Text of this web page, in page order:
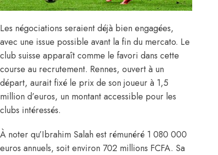
Les négociations seraient déjà bien engagées,
avec une issue possible avant la fin du mercato. Le
club suisse apparaît comme le favori dans cette
course au recrutement. Rennes, ouvert à un
départ, aurait fixé le prix de son joueur à 1,5
million d’euros, un montant accessible pour les
clubs intéressés.
À noter qu’Ibrahim Salah est rémunéré 1 080 000
euros annuels, soit environ 702 millions FCFA. Sa